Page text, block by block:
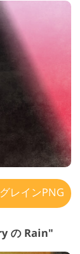
レインPNG
の Rain"